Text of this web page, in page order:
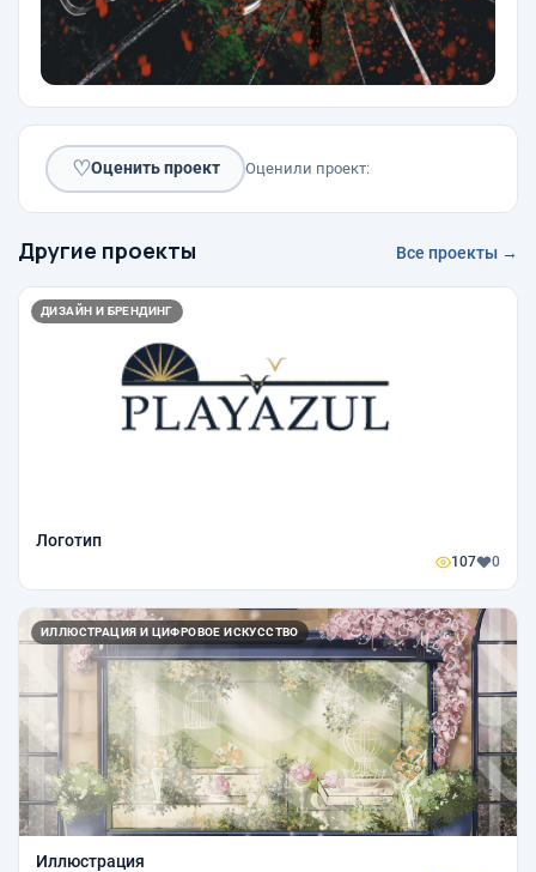
♡Оценить проект Оценили проект:
Другие проекты Все проекты →
ДИЗАЙН И БРЕНДИНГ
Логотип
107 0
ИЛЛЮСТРАЦИЯ И ЦИФРОВОЕ ИСКУССТВО
Иллюстрация